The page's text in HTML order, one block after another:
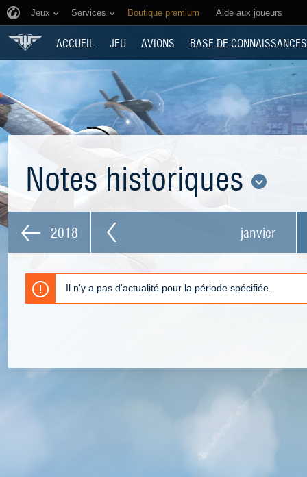
Jeux Services Boutique premium Aide aux joueurs
ACCUEIL JEU AVIONS BASE DE CONNAISSANCES
Notes historiques
2018 janvier
Il n'y a pas d'actualité pour la période spécifiée.